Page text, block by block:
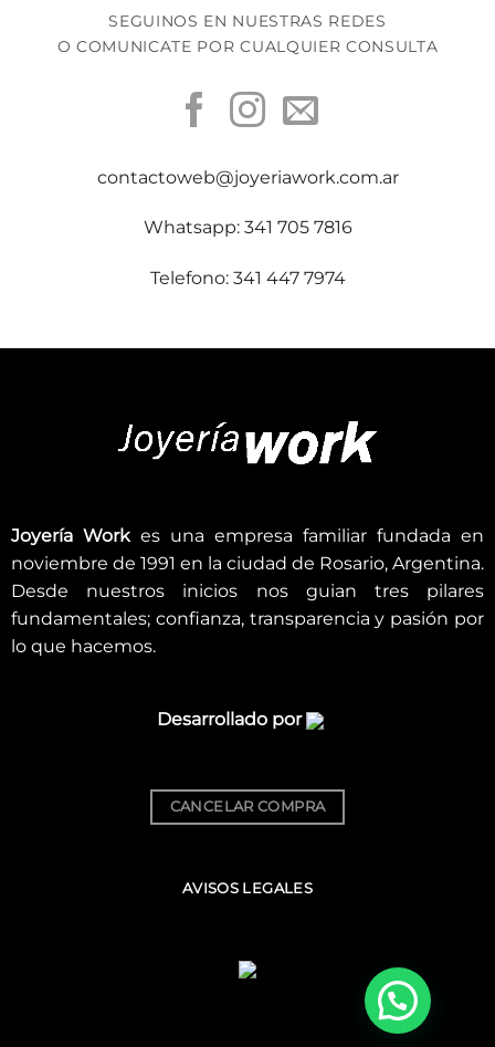
SEGUINOS EN NUESTRAS REDES
O COMUNICATE POR CUALQUIER CONSULTA
contactoweb@joyeriawork.com.ar
Whatsapp: 341 705 7816
Telefono: 341 447 7974
Joyería Workes una empresa familiar fundada en
noviembre de 1991 en la ciudad de Rosario, Argentina.
Desde nuestros inicios nos guian tres pilares
fundamentales; confianza, transparencia y pasión por
lo que hacemos.
Desarrollado por
CANCELAR COMPRA
AVISOS LEGALES